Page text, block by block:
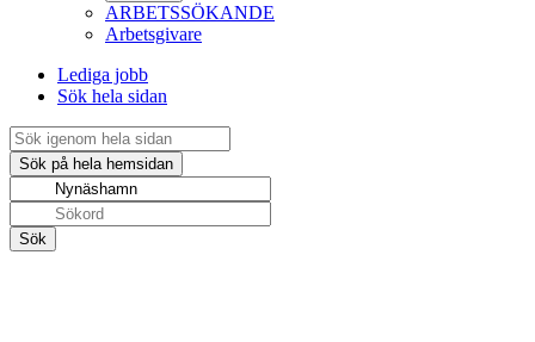
ARBETSSÖKANDE
Arbetsgivare
Lediga jobb
Sök hela sidan